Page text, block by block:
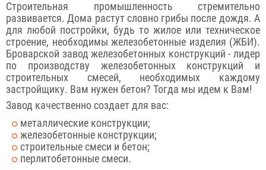
Строительная промышленность стремительно
развивается. Дома растут словно грибы после дождя. А
для любой постройки, будь то жилое или техническое
строение, необходимы железобетонные изделия (ЖБИ).
Броварской завод железобетонных конструкций - лидер
по производству железобетонных конструкций и
строительных смесей, необходимых каждому
застройщику. Вам нужен бетон? Тогда мы идем к Вам!
Завод качественно создает для вас:
металлические конструкции;
железобетонные конструкции;
строительные смеси и бетон;
перлитобетонные смеси.